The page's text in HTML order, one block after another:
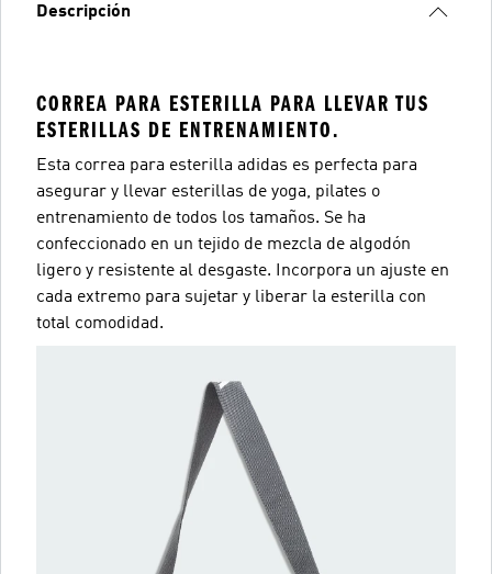
Descripción
CORREA PARA ESTERILLA PARA LLEVAR TUS
ESTERILLAS DE ENTRENAMIENTO.
Esta correa para esterilla adidas es perfecta para
asegurar y llevar esterillas de yoga, pilates o
entrenamiento de todos los tamaños. Se ha
confeccionado en un tejido de mezcla de algodón
ligero y resistente al desgaste. Incorpora un ajuste en
cada extremo para sujetar y liberar la esterilla con
total comodidad.